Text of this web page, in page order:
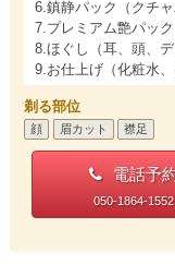
6.鎮静パック（クチャ
7.プレミアム艶パック
8.ほぐし（耳、頭、デ
9.お仕上げ（化粧水、
剃る部位
顔 眉カット 襟足
電話予
050-1864-1552